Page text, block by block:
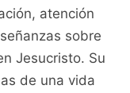
atención
sobre
Jesucristo. Su
de una vida